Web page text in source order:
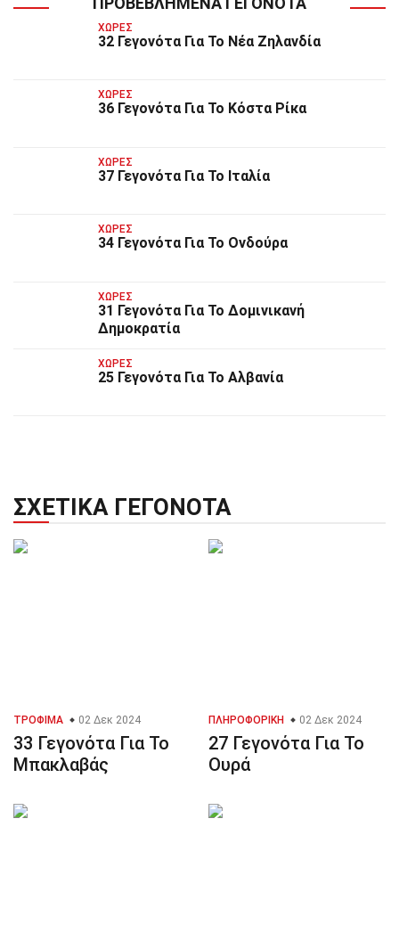
ΧΏΡΕΣ
32 Γεγονότα Για Το Νέα Ζηλανδία
ΧΏΡΕΣ
36 Γεγονότα Για Το Κόστα Ρίκα
ΧΏΡΕΣ
37 Γεγονότα Για Το Ιταλία
ΧΏΡΕΣ
34 Γεγονότα Για Το Ονδούρα
ΧΏΡΕΣ
31 Γεγονότα Για Το Δομινικανή
Δημοκρατία
ΧΏΡΕΣ
25 Γεγονότα Για Το Αλβανία
ΣΧΕΤΙΚΆ ΓΕΓΟΝΌΤΑ
ΤΡΌΦΙΜΑ 02 Δεκ 2024
33 Γεγονότα Για Το
Μπακλαβάς
ΠΛΗΡΟΦΟΡΙΚΉ 02 Δεκ 2024
27 Γεγονότα Για Το
Ουρά